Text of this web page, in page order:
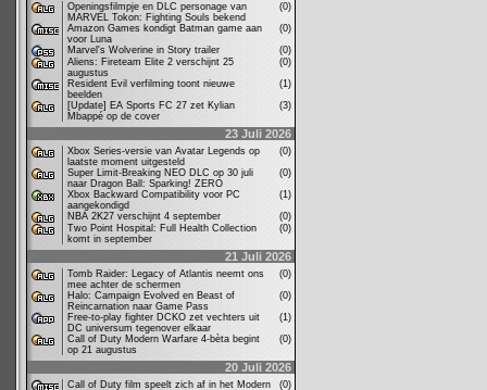
Openingsfilmpje en DLC personage van
MARVEL Tokon: Fighting Souls bekend
(0)
Amazon Games kondigt Batman game aan
voor Luna
(0)
Marvel's Wolverine in Story trailer
(0)
Aliens: Fireteam Elite 2 verschijnt 25
augustus
(0)
Resident Evil verfilming toont nieuwe
beelden
(1)
[Update] EA Sports FC 27 zet Kylian
Mbappé op de cover
(3)
23 Juli 2026
Xbox Series-versie van Avatar Legends op
laatste moment uitgesteld
(0)
Super Limit-Breaking NEO DLC op 30 juli
naar Dragon Ball: Sparking! ZERO
(0)
Xbox Backward Compatibility voor PC
aangekondigd
(1)
NBA 2K27 verschijnt 4 september
(0)
Two Point Hospital: Full Health Collection
komt in september
(0)
21 Juli 2026
Tomb Raider: Legacy of Atlantis neemt ons
mee achter de schermen
(0)
Halo: Campaign Evolved en Beast of
Reincarnation naar Game Pass
(0)
Free-to-play fighter DCKO zet vechters uit
DC universum tegenover elkaar
(1)
Call of Duty Modern Warfare 4-bèta begint
op 21 augustus
(0)
20 Juli 2026
Call of Duty film speelt zich af in het Modern
(0)